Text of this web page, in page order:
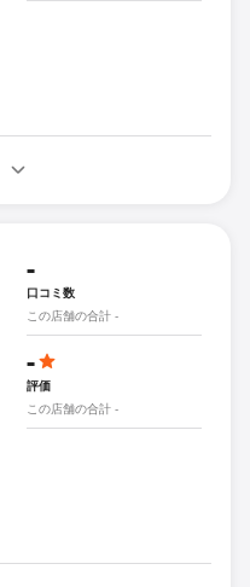
-
口コミ数
この店舗の合計 -
-
評価
この店舗の合計 -